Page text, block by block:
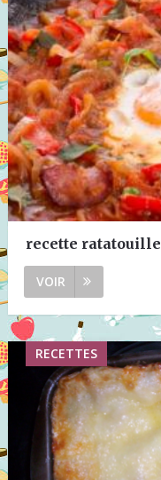
recette ratatouille
VOIR
RECETTES